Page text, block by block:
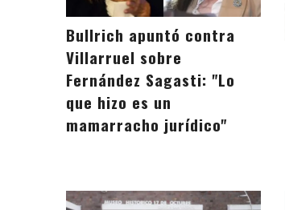
Bullrich apuntó contra
Villarruel sobre
Fernández Sagasti: "Lo
que hizo es un
mamarracho jurídico"